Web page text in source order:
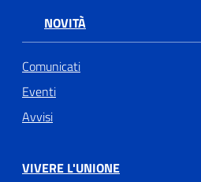
NOVITÀ
Comunicati
Eventi
Avvisi
VIVERE L'UNIONE